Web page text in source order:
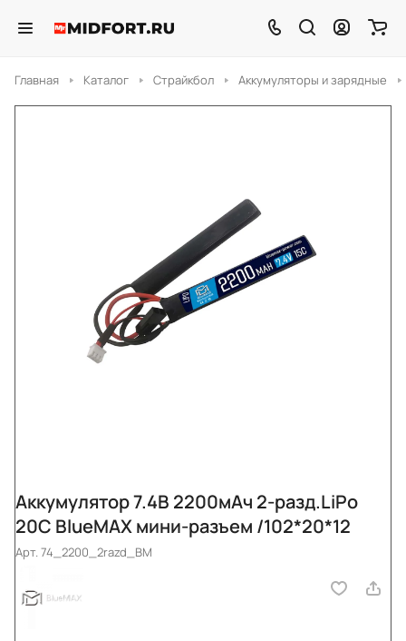
Главная Каталог Страйкбол Аккумуляторы и зарядные
Аккумулятор 7.4В 2200мАч 2-разд.LiPo
20С BlueMAX мини-разъем /102*20*12
Арт.74_2200_2razd_BM